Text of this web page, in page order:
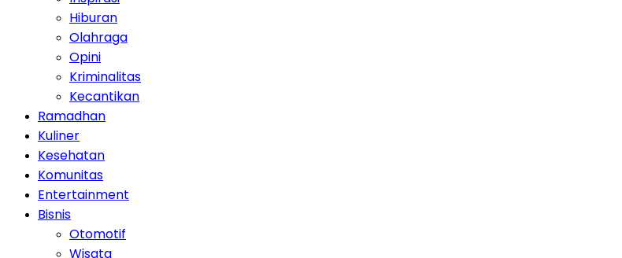
Hiburan
Olahraga
Opini
Kriminalitas
Kecantikan
Ramadhan
Kuliner
Kesehatan
Komunitas
Entertainment
Bisnis
Otomotif
Wisata